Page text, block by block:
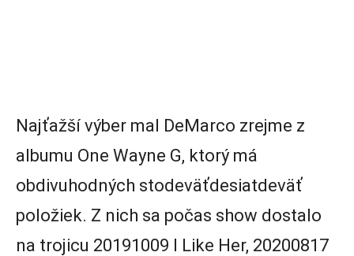
Najťažší výber mal DeMarco zrejme z
albumu One Wayne G, ktorý má
obdivuhodných stodeväťdesiatdeväť
položiek. Z nich sa počas show dostalo
na trojicu 20191009 I Like Her, 20200817